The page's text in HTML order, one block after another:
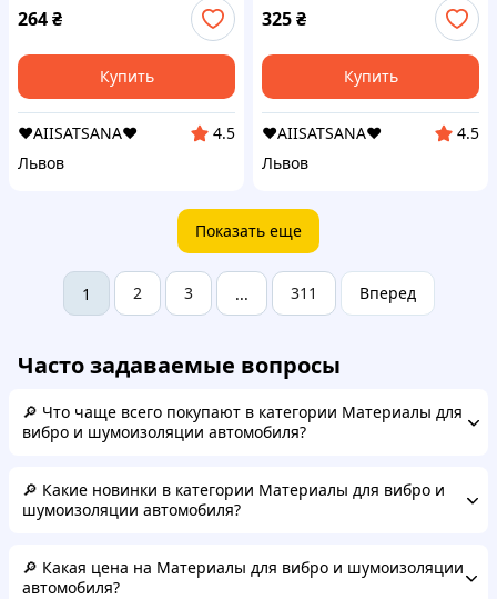
264₴
Купить
❤️AIISATSANA❤️
4.5
Львов
325₴
Купить
❤️AIISATSANA❤️
4.5
Львов
Показать еще
1 2 3 ... 311 Вперед
Часто задаваемые вопросы
🔎 Что чаще всего покупают в категории Материалы для
вибро и шумоизоляции автомобиля?
🔎 Какие новинки в категории Материалы для вибро и
шумоизоляции автомобиля?
🔎 Какая цена на Материалы для вибро и шумоизоляции
автомобиля?